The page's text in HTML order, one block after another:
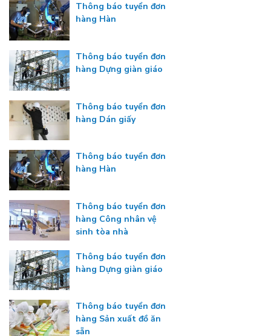
Thông báo tuyển đơn
hàng Hàn
Thông báo tuyển đơn
hàng Dựng giàn giáo
Thông báo tuyển đơn
hàng Dán giấy
Thông báo tuyển đơn
hàng Hàn
Thông báo tuyển đơn
hàng Công nhân vệ
sinh tòa nhà
Thông báo tuyển đơn
hàng Dựng giàn giáo
Thông báo tuyển đơn
hàng Sản xuất đồ ăn
sẵn